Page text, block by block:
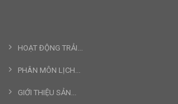
HOẠT ĐỘNG TRẢI...
PHÂN MÔN LỊCH...
GIỚI THIỆU SẢN...